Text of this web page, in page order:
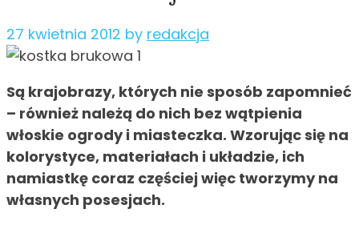
27 kwietnia 2012 by redakcja
Są krajobrazy, których nie sposób zapomnieć
– również należą do nich bez wątpienia
włoskie ogrody i miasteczka. Wzorując się na
kolorystyce, materiałach i układzie, ich
namiastkę coraz częściej więc tworzymy na
własnych posesjach.